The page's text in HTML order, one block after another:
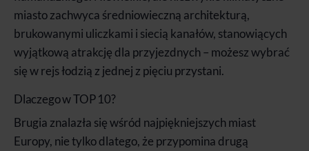
miasto zachwyca średniowieczną architekturą,
brukowanymi uliczkami i siecią kanałów, stanowiących
wyjątkową atrakcję dla przyjezdnych – możesz wybrać
się w rejs łodzią z jednej z pięciu przystani.
Dlaczego w TOP 10?
Brugia znalazła się wśród najpiękniejszych miast
Europy, nie tylko dlatego, że przypomina drugą